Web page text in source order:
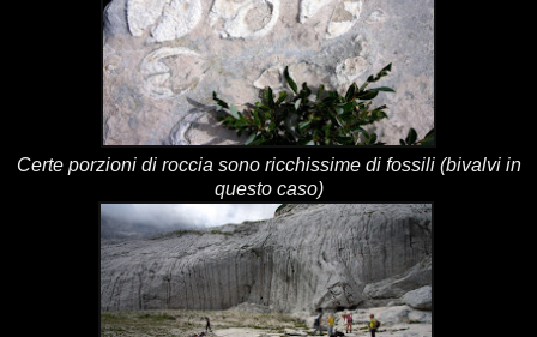
Certe porzioni di roccia sono ricchissime di fossili (bivalvi in
questo caso)